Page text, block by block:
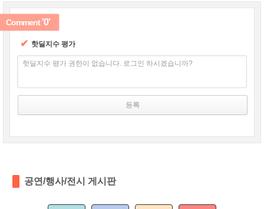
✔ 핫딜지수 평가
핫딜지수 평가 권한이 없습니다. 로그인 하시겠습니까?
Comment'0'
공연/행사/전시 게시판